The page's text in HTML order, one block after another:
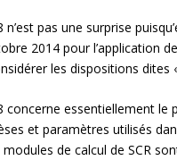
n’est pas une surprise
2014 pour l’application
les dispositions dites
concerne essentiellement
et paramètres utilisés
de calcul de SCR